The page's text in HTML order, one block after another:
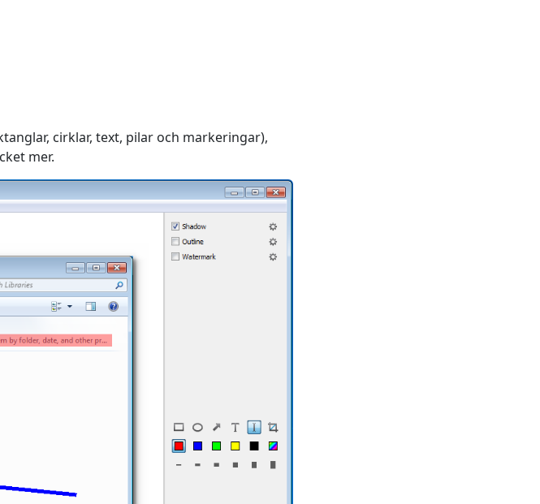
cirklar, text, pilar och markeringar),
mer.